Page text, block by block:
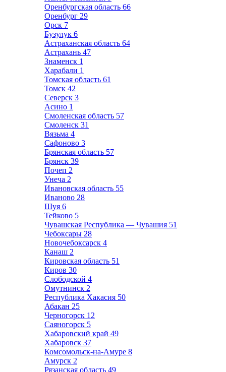
Оренбургская область 66
Оренбург 29
Орск 7
Бузулук 6
Астраханская область 64
Астрахань 47
Знаменск 1
Харабали 1
Томская область 61
Томск 42
Северск 3
Асино 1
Смоленская область 57
Смоленск 31
Вязьма 4
Сафоново 3
Брянская область 57
Брянск 39
Почеп 2
Унеча 2
Ивановская область 55
Иваново 28
Шуя 6
Тейково 5
Чувашская Республика — Чувашия 51
Чебоксары 28
Новочебоксарск 4
Канаш 2
Кировская область 51
Киров 30
Слободской 4
Омутнинск 2
Республика Хакасия 50
Абакан 25
Черногорск 12
Саяногорск 5
Хабаровский край 49
Хабаровск 37
Комсомольск-на-Амуре 8
Амурск 2
Рязанская область 49